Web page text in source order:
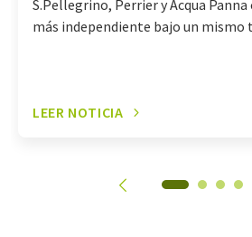
S.Pellegrino, Perrier y Acqua
más independiente bajo un mismo
LEER NOTICIA